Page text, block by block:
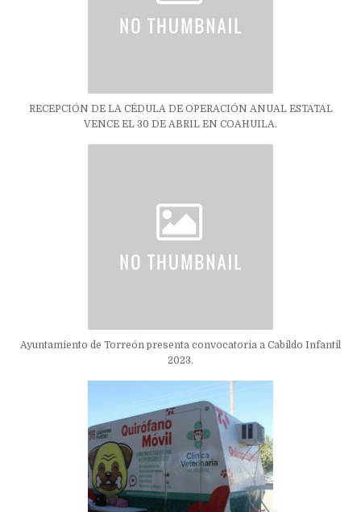
RECEPCIÓN DE LA CÉDULA DE OPERACIÓN ANUAL ESTATAL
VENCE EL 30 DE ABRIL EN COAHUILA.
Ayuntamiento de Torreón presenta convocatoria a Cabildo Infantil
2023.